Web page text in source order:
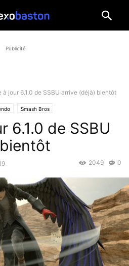
Publicité
à jour 6.1.0 de SSBU arrive (déjà) bientôt
Smash Bros
6.1.0 de SSBU
0
2049